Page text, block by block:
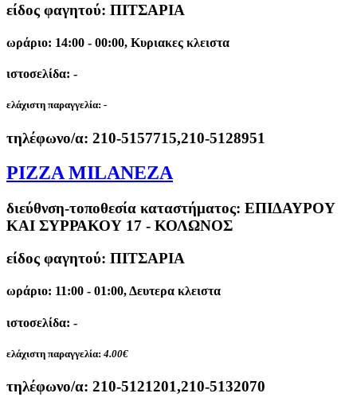
είδος φαγητού: ΠΙΤΣΑΡΙΑ
ωράριο: 14:00 - 00:00, Κυριακες κλειστα
ιστοσελίδα: -
ελάχιστη παραγγελία: -
τηλέφωνο/α: 210-5157715,210-5128951
PIZZA MILANEZA
διεύθνση-τοποθεσία καταστήματος: ΕΠΙΔΑΥΡΟΥ
ΚΑΙ ΣΥΡΡΑΚΟΥ 17 - ΚΟΛΩΝΟΣ
είδος φαγητού: ΠΙΤΣΑΡΙΑ
ωράριο: 11:00 - 01:00, Δευτερα κλειστα
ιστοσελίδα: -
ελάχιστη παραγγελία: 4.00€
τηλέφωνο/α: 210-5121201,210-5132070